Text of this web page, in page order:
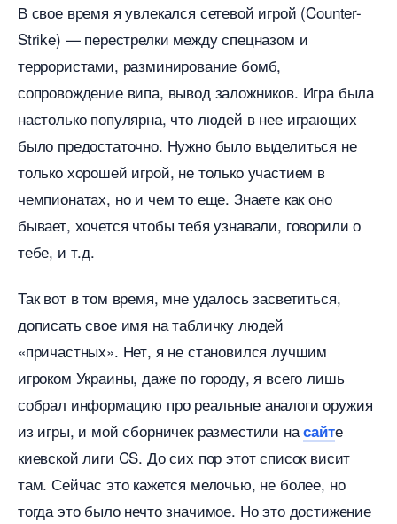
свое время я увлекался сетевой игрой (Counter-
Strike) — перестрелки между спецназом и
террористами, разминирование бомб,
сопровождение випа, вывод заложников. Игра была
настолько популярна, что людей в нее играющих
ыло предостаточно. Нужно было выделиться не
только хорошей игрой, не только участием
чемпионатах, но и чем то еще. Знаете как оно
ывает, хочется чтобы тебя узнавали, говорили о
тебе, и т.д.
Так вот в том время, мне удалось засветиться,
дописать свое имя на табличку людей
«причастных». Нет, я не становился лучшим
игроком Украины, даже по городу, я всего лишь
собрал информацию про реальные аналоги оружия
из игры, и мой сборничек разместили насайте
киевской лиги CS. До сих пор этот список висит
там. Сейчас это кажется мелочью, не более, но
тогда это было нечто значимое. Но это достижение